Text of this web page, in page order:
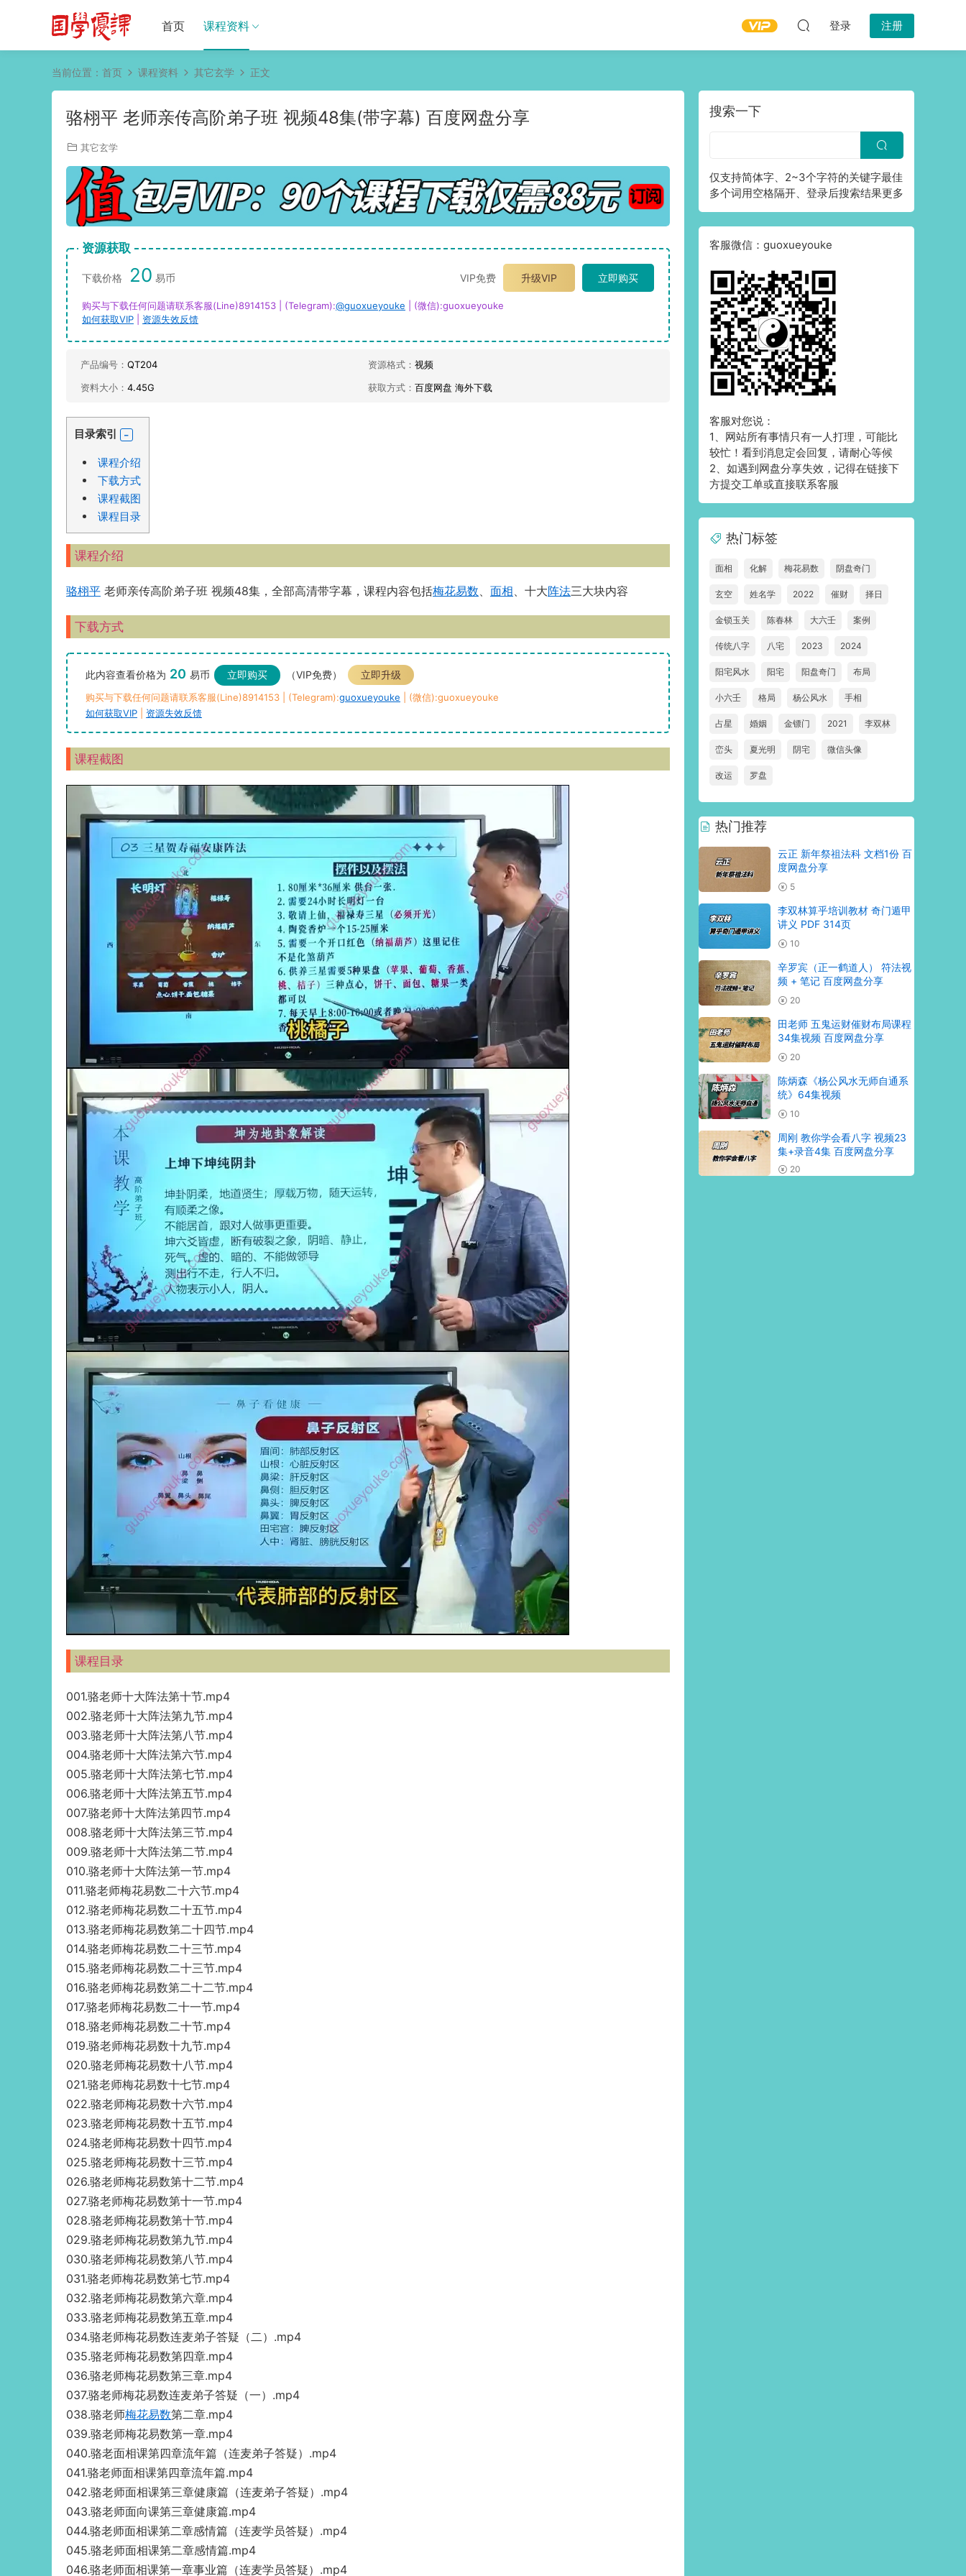
首页 课程资料 登录 注册
当前位置： 首页 课程资料 其它玄学 正文
骆栩平 老师亲传高阶弟子班 视频48集(带字幕) 百度网盘分享
其它玄学
资源获取
下载价格 20 易币 VIP免费 升级VIP 立即购买
购买与下载任何问题请联系客服(Line)8914153 | (Telegram):@guoxueyouke | (微信):guoxueyouke
如何获取VIP
资源失效反馈
产品编号： QT204 资源格式： 视频
资料大小： 4.45G 获取方式： 百度网盘 海外下载
目录索引
课程介绍
下载方式
课程截图
课程目录
课程介绍
骆栩平 老师亲传高阶弟子班 视频48集，全部高清带字幕，课程内容包括梅花易数、 面相、十大阵法三大块内容
下载方式
此内容查看价格为 20 易币 立即购买 （VIP免费） 立即升级
购买与下载任何问题请联系客服(Line)8914153 | (Telegram):guoxueyouke | (微信):guoxueyouke
如何获取VIP
资源失效反馈
课程截图
课程目录
001.骆老师十大阵法第十节.mp4
002.骆老师十大阵法第九节.mp4
003.骆老师十大阵法第八节.mp4
004.骆老师十大阵法第六节.mp4
005.骆老师十大阵法第七节.mp4
006.骆老师十大阵法第五节.mp4
007.骆老师十大阵法第四节.mp4
008.骆老师十大阵法第三节.mp4
009.骆老师十大阵法第二节.mp4
010.骆老师十大阵法第一节.mp4
011.骆老师梅花易数二十六节.mp4
012.骆老师梅花易数二十五节.mp4
013.骆老师梅花易数第二十四节.mp4
014.骆老师梅花易数二十三节.mp4
015.骆老师梅花易数二十三节.mp4
016.骆老师梅花易数第二十二节.mp4
017.骆老师梅花易数二十一节.mp4
018.骆老师梅花易数二十节.mp4
019.骆老师梅花易数十九节.mp4
020.骆老师梅花易数十八节.mp4
021.骆老师梅花易数十七节.mp4
022.骆老师梅花易数十六节.mp4
023.骆老师梅花易数十五节.mp4
024.骆老师梅花易数十四节.mp4
025.骆老师梅花易数十三节.mp4
026.骆老师梅花易数第十二节.mp4
027.骆老师梅花易数第十一节.mp4
028.骆老师梅花易数第十节.mp4
029.骆老师梅花易数第九节.mp4
030.骆老师梅花易数第八节.mp4
031.骆老师梅花易数第七节.mp4
032.骆老师梅花易数第六章.mp4
033.骆老师梅花易数第五章.mp4
034.骆老师梅花易数连麦弟子答疑（二）.mp4
035.骆老师梅花易数第四章.mp4
036.骆老师梅花易数第三章.mp4
037.骆老师梅花易数连麦弟子答疑（一）.mp4
038.骆老师梅花易数第二章.mp4
039.骆老师梅花易数第一章.mp4
040.骆老面相课第四章流年篇（连麦弟子答疑）.mp4
041.骆老师面相课第四章流年篇.mp4
042.骆老师面相课第三章健康篇（连麦弟子答疑）.mp4
043.骆老师面向课第三章健康篇.mp4
044.骆老师面相课第二章感情篇（连麦学员答疑）.mp4
045.骆老师面相课第二章感情篇.mp4
046.骆老师面相课第一章事业篇（连麦学员答疑）.mp4
搜索一下
仅支持简体字、2~3个字符的关键字最佳
多个词用空格隔开、登录后搜索结果更多
客服微信：guoxueyouke
客服对您说：
1、网站所有事情只有一人打理，可能比
较忙！看到消息定会回复，请耐心等候
2、如遇到网盘分享失效，记得在链接下
方提交工单或直接联系客服
热门标签
面相 化解 梅花易数 阴盘奇门
玄空 姓名学 2022 催财 择日
金锁玉关 陈春林 大六壬 案例
传统八字 八宅 2023 2024
阳宅风水 阳宅 阳盘奇门 布局
小六壬 格局 杨公风水 手相
占星 婚姻 金镖门 2021 李双林
峦头 夏光明 阴宅 微信头像
改运 罗盘
热门推荐
云正 新年祭祖法科 文档1份 百
度网盘分享
5
李双林算乎培训教材 奇门遁甲
讲义 PDF 314页
10
辛罗宾（正一鹤道人） 符法视
频 + 笔记 百度网盘分享
20
田老师 五鬼运财催财布局课程
34集视频 百度网盘分享
20
陈炳森《杨公风水无师自通系
统》64集视频
10
周刚 教你学会看八字 视频23
集+录音4集 百度网盘分享
20